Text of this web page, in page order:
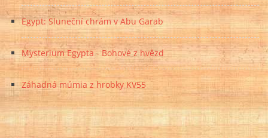
Egypt: Sluneční chrám v Abu Garab
Mysterium Egypta - Bohové z hvězd
Záhadná múmia z hrobky KV55